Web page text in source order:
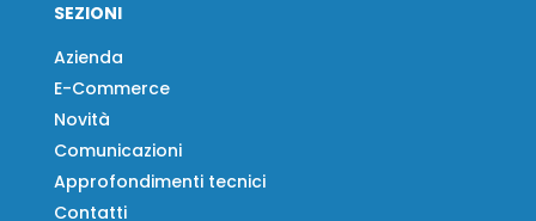
SEZIONI
Azienda
E-Commerce
Novità
Comunicazioni
Approfondimenti tecnici
Contatti